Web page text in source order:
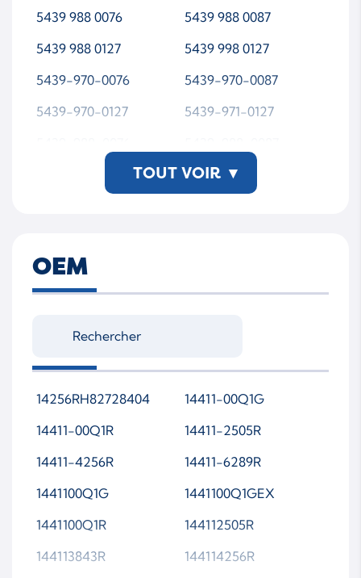
5439 988 0076
5439 988 0087
5439 988 0127
5439 998 0127
5439-970-0076
5439-970-0087
5439-970-0127
5439-971-0127
5439-998-0127
54399880076
54399880127
54399980127
5439 998 0127-SL-WS
TOUT VOIR ▾
OEM
14256RH82728404
14411-00Q1G
14411-00Q1R
14411-2505R
14411-4256R
14411-6289R
1441100Q1G
1441100Q1GEX
1441100Q1R
144112505R
144113843R
144114256R